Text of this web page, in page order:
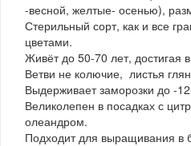
-весной, желтые- осенью),
Стерильный сорт, как и все
цветами.
Живёт до 50-70 лет, достигая
Ветви не колючие, листья
Выдерживает заморозки до -
Великолепен в посадках с
олеандром.
Подходит для выращивания в